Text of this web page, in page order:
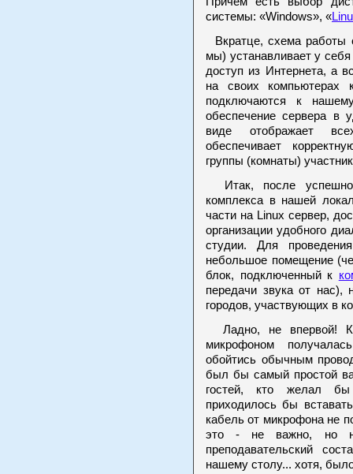
системы: «Windows», «
Вкратце, схема работы
мы) устанавливает у
доступ из Интернета, а
на своих компьютерах
подключаются к
обеспечение сервера в
виде отображает
обеспечивает
группы (комнаты)
Итак, после
комплекса в нашей
части на Linux сервер,
организации удобного
студии. Для
небольшое помещение
блок, подключенный к
передачи звука от нас),
городов, участвующих в
Ладно, не впервой!
микрофоном
обойтись обычным
был бы самый простой
гостей, кто желал бы
приходилось бы
кабель от микрофона не
это - не важно, но
преподавательский
нашему столу... хотя,